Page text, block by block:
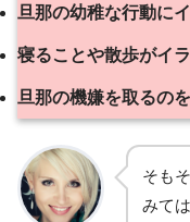
旦那の幼稚な行動に
寝ることや散歩がイ
旦那の機嫌を取るの
そも
みて